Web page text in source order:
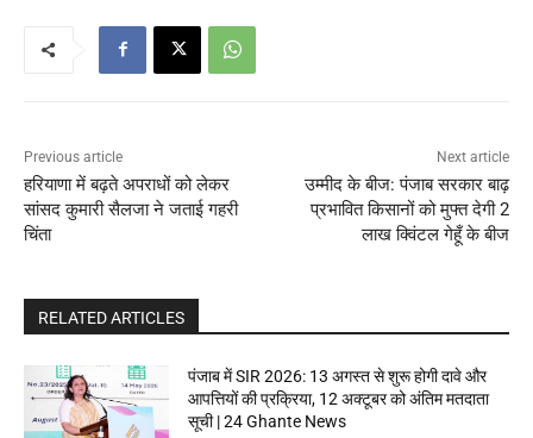
Previous article
हरियाणा में बढ़ते अपराधों को लेकर
सांसद कुमारी सैलजा ने जताई गहरी
चिंता
Next article
उम्मीद के बीज: पंजाब सरकार बाढ़
प्रभावित किसानों को मुफ्त देगी 2
लाख क्विंटल गेहूँ के बीज
RELATED ARTICLES
पंजाब में SIR 2026: 13 अगस्त से शुरू होगी दावे और
आपत्तियों की प्रक्रिया, 12 अक्टूबर को अंतिम मतदाता
सूची | 24 Ghante News